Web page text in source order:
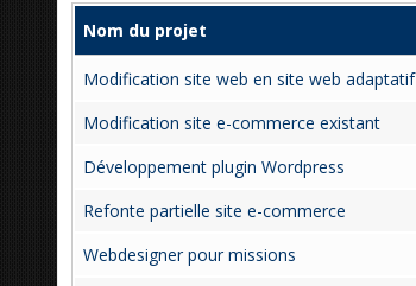
Nom du projet
Modification site web en site web adaptatif
Modification site e-commerce existant
Développement plugin Wordpress
Refonte partielle site e-commerce
Webdesigner pour missions